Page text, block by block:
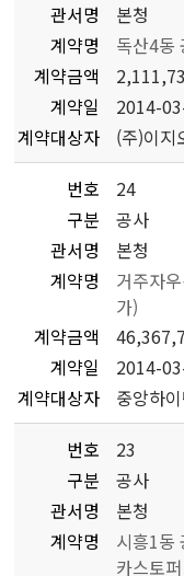
관서명
본청
계약명
독산4동
계약금액
계약일
2014-
계약대상자
(주)이지
번호
24
구분
공사
관서명
본청
계약명
거주자
가)
계약금액
계약일
2014-
계약대상자
중앙하
번호
23
구분
공사
관서명
본청
계약명
시흥1동
카스토